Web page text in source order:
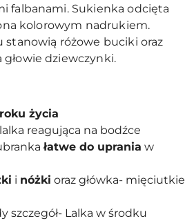
falbanami. Sukienka odcięta
kolorowym nadrukiem.
stanowią różowe buciki oraz
głowie dziewczynki.
życia
lalka reagująca na bodźce
łatwe do uprania w
i nóżki oraz główka- mięciutkie
szczegół- Lalka w środku